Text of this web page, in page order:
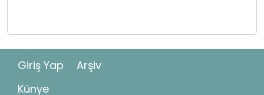
Giriş Yap
Arşiv
Künye